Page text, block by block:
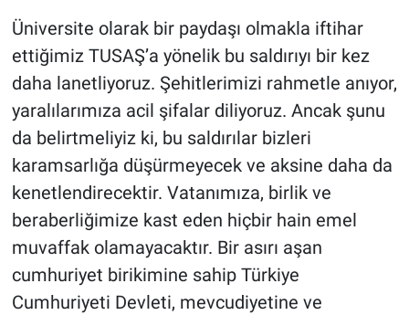
Üniversite olarak bir paydaşı olmakla iftihar
ettiğimiz TUSAŞ’a yönelik bu saldırıyı bir kez
daha lanetliyoruz. Şehitlerimizi rahmetle anıyor,
yaralılarımıza acil şifalar diliyoruz. Ancak şunu
da belirtmeliyiz ki, bu saldırılar bizleri
karamsarlığa düşürmeyecek ve aksine daha da
kenetlendirecektir. Vatanımıza, birlik ve
beraberliğimize kast eden hiçbir hain emel
muvaffak olamayacaktır. Bir asırı aşan
cumhuriyet birikimine sahip Türkiye
Cumhuriyeti Devleti, mevcudiyetine ve